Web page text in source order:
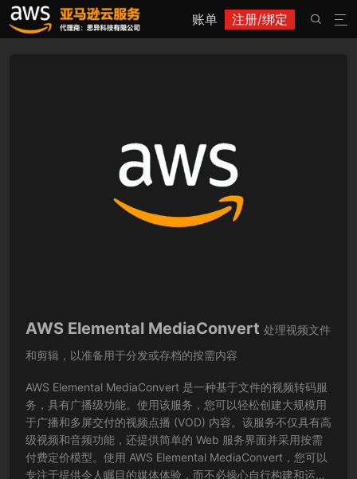
账单 注册/绑定 

AWS Elemental MediaConvert 处理视频文件
和剪辑，以准备用于分发或存档的按需内容
AWS Elemental MediaConvert 是一种基于文件的视频转码服
务，具有广播级功能。使用该服务，您可以轻松创建大规模用
于广播和多屏交付的视频点播 (VOD) 内容。该服务不仅具有高
级视频和音频功能，还提供简单的 Web 服务界面并采用按需
付费定价模型。使用 AWS Elemental MediaConvert，您可以
专注于提供令人瞩目的媒体体验，而不必操心自行构建和运营